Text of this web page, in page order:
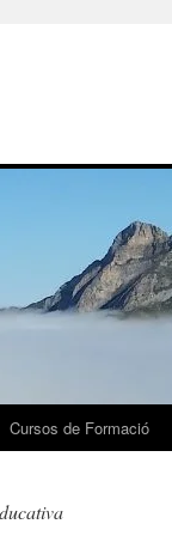
Cursos de Formació